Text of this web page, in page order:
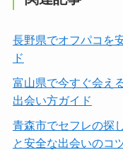
長野県でオフパコを
ド
富山県で今すぐ会え
出会い方ガイド
青森市でセフレの探
と安全な出会いのコ